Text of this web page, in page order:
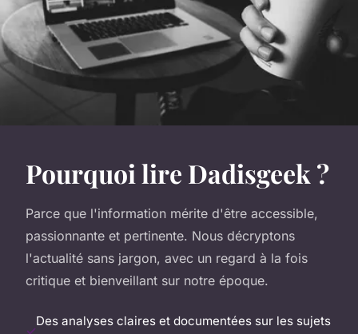
Pourquoi lire Dadisgeek ?
Parce que l'information mérite d'être accessible,
passionnante et pertinente. Nous décryptons
l'actualité sans jargon, avec un regard à la fois
critique et bienveillant sur notre époque.
Des analyses claires et documentées sur les sujets